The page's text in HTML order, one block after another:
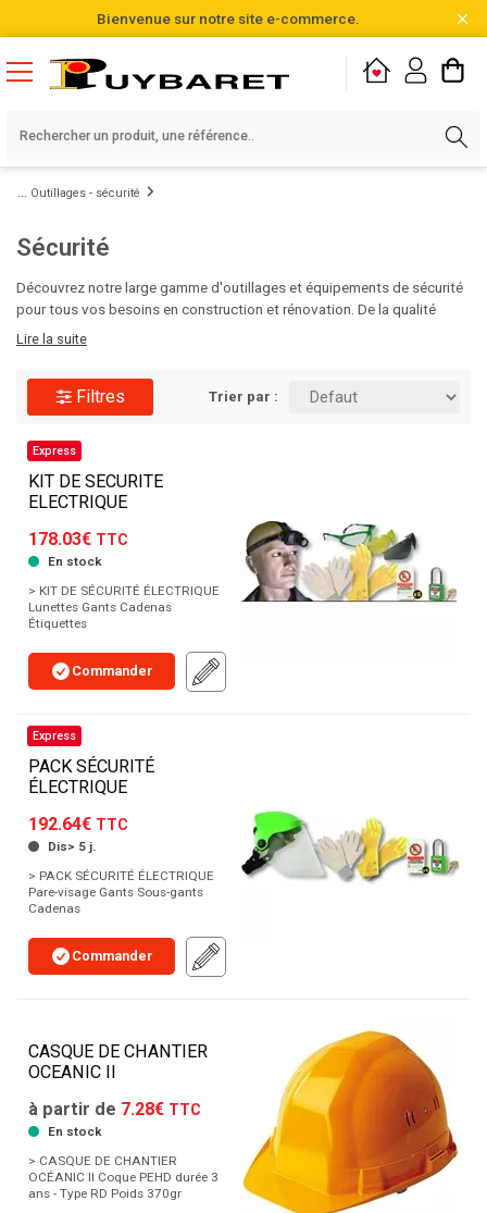
Bienvenue sur notre site e-commerce.
Outillages - sécurité
Sécurité
Découvrez notre large gamme d'outillages et équipements de sécurité
pour tous vos besoins en construction et rénovation. De la qualité
professionnelle pour des chantiers réussis et sécurisés. Faites le choix
Lire la suite
Filtres Trier par :
Express
KIT DE SECURITE
ELECTRIQUE
178.03€ TTC
En stock
> KIT DE SÉCURITÉ ÉLECTRIQUE
Lunettes Gants Cadenas
Étiquettes
Commander
Express
PACK SÉCURITÉ
ÉLECTRIQUE
192.64€ TTC
Dis> 5 j.
> PACK SÉCURITÉ ÉLECTRIQUE
Pare-visage Gants Sous-gants
Cadenas
Commander
CASQUE DE CHANTIER
OCEANIC II
à partir de 7.28€ TTC
En stock
> CASQUE DE CHANTIER
OCÉANIC II Coque PEHD durée 3
ans - Type RD Poids 370gr